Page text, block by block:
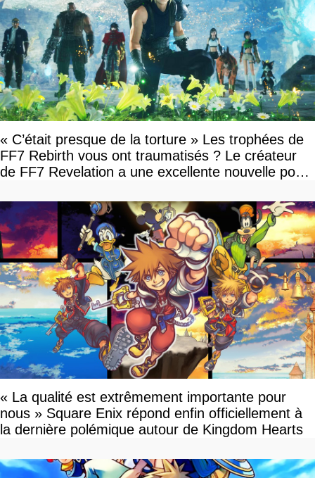
« C’était presque de la torture » Les trophées de
FF7 Rebirth vous ont traumatisés ? Le créateur
de FF7 Revelation a une excellente nouvelle pour
« La qualité est extrêmement importante pour
nous » Square Enix répond enfin officiellement à
la dernière polémique autour de Kingdom Hearts